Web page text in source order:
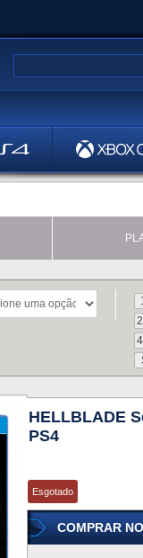
HELLBLADE
PS4
Esgotado
COMPRAR